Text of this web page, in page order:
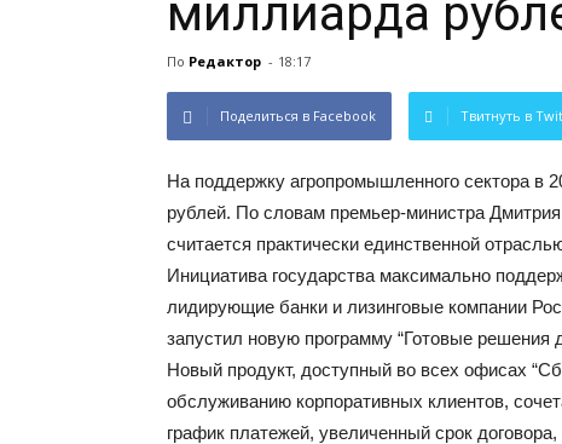
миллиарда
По Редактор - 18:17
Поделиться в Facebook Твитнуть в
На поддержку агропромышленного сектора в
рублей. По словам премьер-министра
считается практически единственной
Инициатива государства максимально
лидирующие банки и лизинговые компании
запустил новую программу “Готовые решения
Новый продукт, доступный во всех офисах
обслуживанию корпоративных клиентов,
график платежей, увеличенный срок